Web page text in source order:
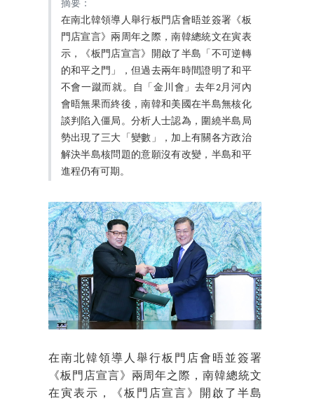
摘要：
在南北韓領導人舉行板門店會晤並簽署《板
門店宣言》兩周年之際，南韓總統文在寅表
示，《板門店宣言》開啟了半島「不可逆轉
的和平之門」，但過去兩年時間證明了和平
不會一蹴而就。自「金川會」去年2月河內
會晤無果而終後，南韓和美國在半島無核化
談判陷入僵局。分析人士認為，圍繞半島局
勢出現了三大「變數」，加上有關各方政治
解決半島核問題的意願沒有改變，半島和平
進程仍有可期。
在南北韓領導人舉行板門店會晤並簽署
《板門店宣言》兩周年之際，南韓總統文
在寅表示，《板門店宣言》開啟了半島